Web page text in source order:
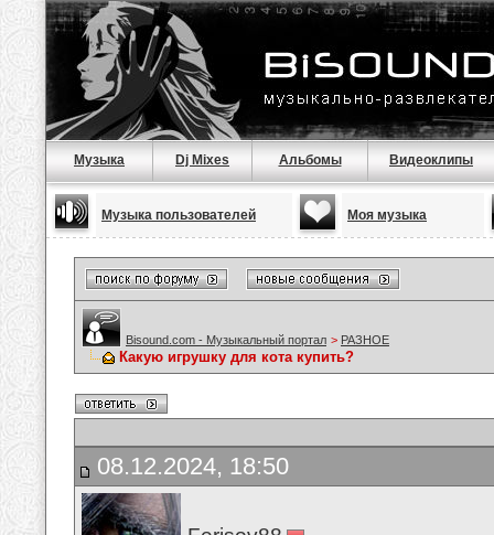
Музыка Dj Mixes Альбомы Видеоклипы
Музыка пользователей Моя музыка
Bisound.com - Музыкальный портал > РАЗНОЕ
Какую игрушку для кота купить?
08.12.2024, 18:50